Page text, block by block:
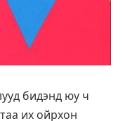
бидэнд юу ч
их ойрхон